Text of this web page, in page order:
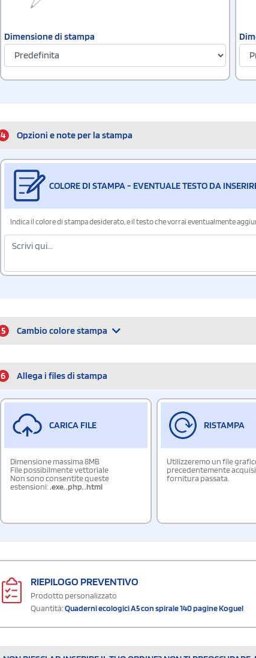
Dimensione di stampa
4 Opzioni e note per la stampa
COLORE DI STAMPA - EVENTUALE TESTO DA
Indica il colore di stampa desiderato, e il testo che vorrai eventualmente
5 Cambio colore stampa
6 Allega i files di stampa
CARICA FILE
Dimensione massima 8MB
File possibilmente vettoriale
Non sono consentite queste
estensioni:.exe,.php,.html
RISTAMPA
Utilizzeremo un file
precedentemente
fornitura passata.
RIEPILOGO PREVENTIVO
Prodotto personalizzato
Quantità:Quaderni ecologici A5 con spirale 140 pagine Koguel